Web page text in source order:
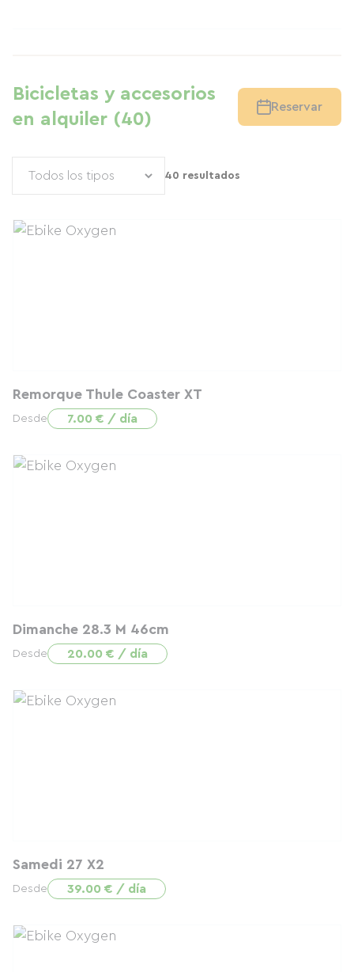
Bicicletas y accesorios
en alquiler (40)
Reservar
40 resultados
Remorque Thule Coaster XT
Desde 7.00 € / día
Dimanche 28.3 M 46cm
Desde 20.00 € / día
Samedi 27 X2
Desde 39.00 € / día